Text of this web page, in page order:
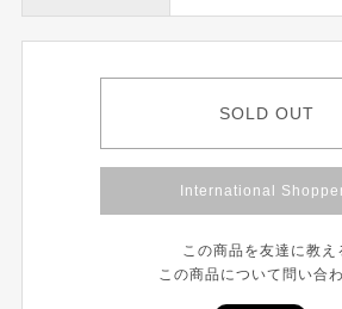
SOLD OUT
International
この商品を友達に教え
この商品について問い合